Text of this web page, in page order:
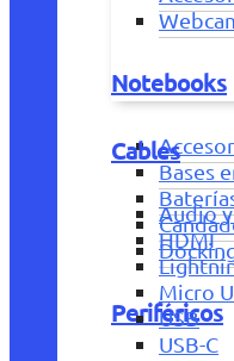
Notebooks
Bases
Periféricos
Cables
Audio
HDMI
Micro
USB
USB-C